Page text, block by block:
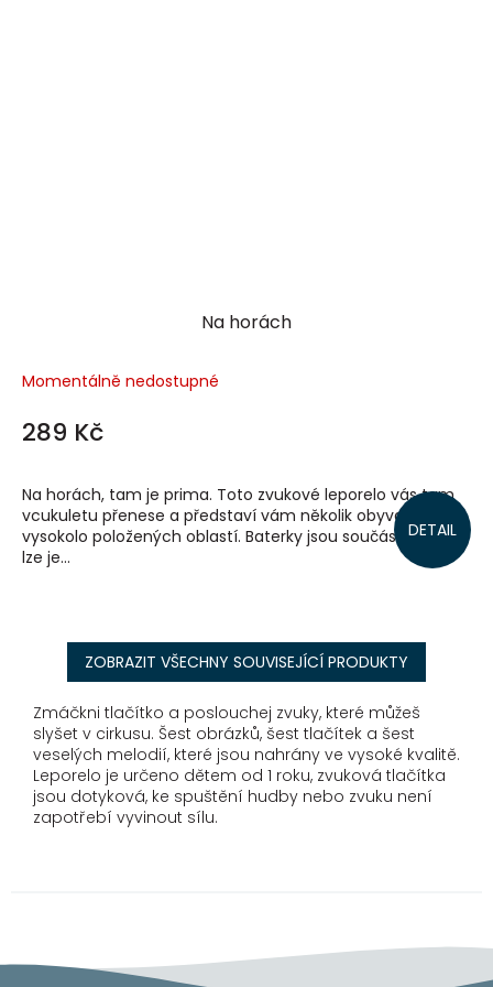
Na horách
Momentálně nedostupné
289 Kč
DETAIL
Na horách, tam je prima. Toto zvukové leporelo vás tam
vcukuletu přenese a představí vám několik obyvatel
vysokolo položených oblastí. Baterky jsou součástí knihy a
lze je...
ZOBRAZIT VŠECHNY SOUVISEJÍCÍ PRODUKTY
Zmáčkni tlačítko a poslouchej zvuky, které můžeš
slyšet v cirkusu. Šest obrázků, šest tlačítek a šest
veselých melodií, které jsou nahrány ve vysoké kvalitě.
Leporelo je určeno dětem od 1 roku, zvuková tlačítka
jsou dotyková, ke spuštění hudby nebo zvuku není
zapotřebí vyvinout sílu.